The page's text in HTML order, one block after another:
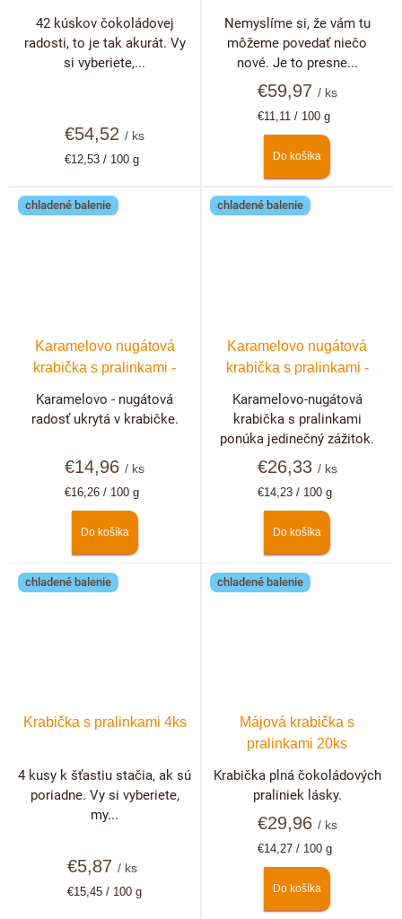
€54,52/ ks
Jednotková
€12,53 / 100 g
42 kúskov čokoládovej
radosti, to je tak akurát. Vy
si vyberiete,...
€59,97 / ks
Jednotková
€11,11 / 100 g
Do košíka
Nemyslíme si, že vám tu
môžeme povedať niečo
nové. Je to presne...
chladené balenie
Karamelovo nugátová
krabička s pralinkami -
€14,96/ ks
Jednotková
€16,26 / 100 g
Do košíka
Karamelovo - nugátová
radosť ukrytá v krabičke.
chladené balenie
Karamelovo nugátová
krabička s pralinkami -
€26,33 / ks
Jednotková
€14,23 / 100 g
Do košíka
Karamelovo-nugátová
krabička s pralinkami
ponúka jedinečný zážitok.
chladené balenie
Krabička s pralinkami 4ks
€5,87/ ks
Jednotková
€15,45 / 100 g
4 kusy k šťastiu stačia, ak sú
poriadne. Vy si vyberiete,
my...
chladené balenie
Májová krabička s
pralinkami 20ks
€29,96 / ks
Jednotková
€14,27 / 100 g
Do košíka
Krabička plná čokoládových
praliniek lásky.